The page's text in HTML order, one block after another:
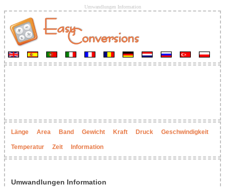
Umwandlungen Information
Länge Area Band Gewicht Kraft Druck Geschwindigkeit
Temperatur Zeit Information
Umwandlungen Information